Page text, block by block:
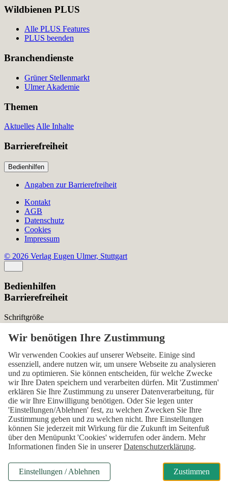
Wildbienen PLUS
Alle PLUS Features
PLUS beenden
Branchendienste
Grüner Stellenmarkt
Ulmer Akademie
Themen
Aktuelles Alle Inhalte
Barrierefreiheit
Bedienhilfen
Angaben zur Barrierefreiheit
Kontakt
AGB
Datenschutz
Cookies
Impressum
© 2026 Verlag Eugen Ulmer, Stuttgart
Bedienhilfen
Barrierefreiheit
Schriftgröße
Normal Zurücksetzen
Kontrast
Normal Hoch Normal
Menü sichtbar
Ja Nein Ja
Über den ersten Skip-Link der Seite „Barrierefreiheits-
Einstellungen“ können Sie das Menü jederzeit wieder einblenden.
Einstellungen
Alles zurücksetzen
Modal Abonnenten-Vorteile / Rabatt für Grüner Stellenmarkt
Wir verwenden Cookies auf unserer Webseite. Einige sind
essenziell, andere nutzen wir, um unsere Webseite zu analysieren
und zu optimieren. Sie können entscheiden, für welche Zwecke
wir Ihre Daten speichern und verarbeiten dürfen. Mit 'Zustimmen'
erklären Sie Ihre Zustimmung zu unserer Datenverarbeitung, für
die wir Ihre Einwilligung benötigen. Oder Sie legen unter
'Einstellungen/Ablehnen' fest, zu welchen Zwecken Sie Ihre
Zustimmung geben und zu welchen nicht. Ihre Einstellungen
können Sie jederzeit mit Wirkung für die Zukunft im Seitenfuß
über den Menüpunkt 'Cookies' widerrufen oder ändern. Mehr
Informationen finden Sie in unsererDatenschutzerklärung.
Einstellungen / Ablehnen Zustimmen